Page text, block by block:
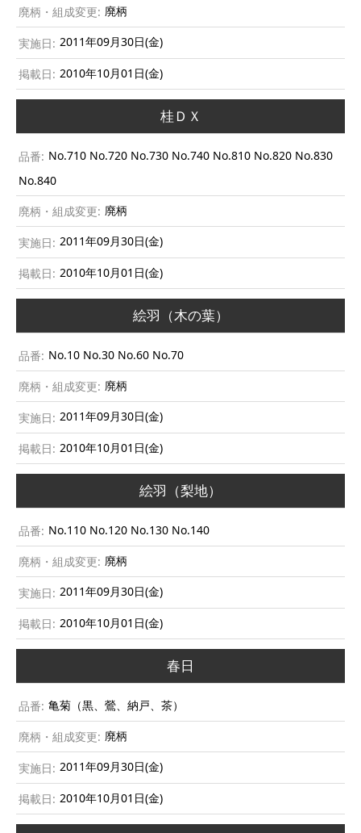
廃柄
2011年09月30日(金)
2010年10月01日(金)
桂ＤＸ
No.710 No.720 No.730 No.740 No.810 No.820 No.830
No.840
廃柄
2011年09月30日(金)
2010年10月01日(金)
絵羽（木の葉）
No.10 No.30 No.60 No.70
廃柄
2011年09月30日(金)
2010年10月01日(金)
絵羽（梨地）
No.110 No.120 No.130 No.140
廃柄
2011年09月30日(金)
2010年10月01日(金)
春日
亀菊（黒、鶯、納戸、茶）
廃柄
2011年09月30日(金)
2010年10月01日(金)